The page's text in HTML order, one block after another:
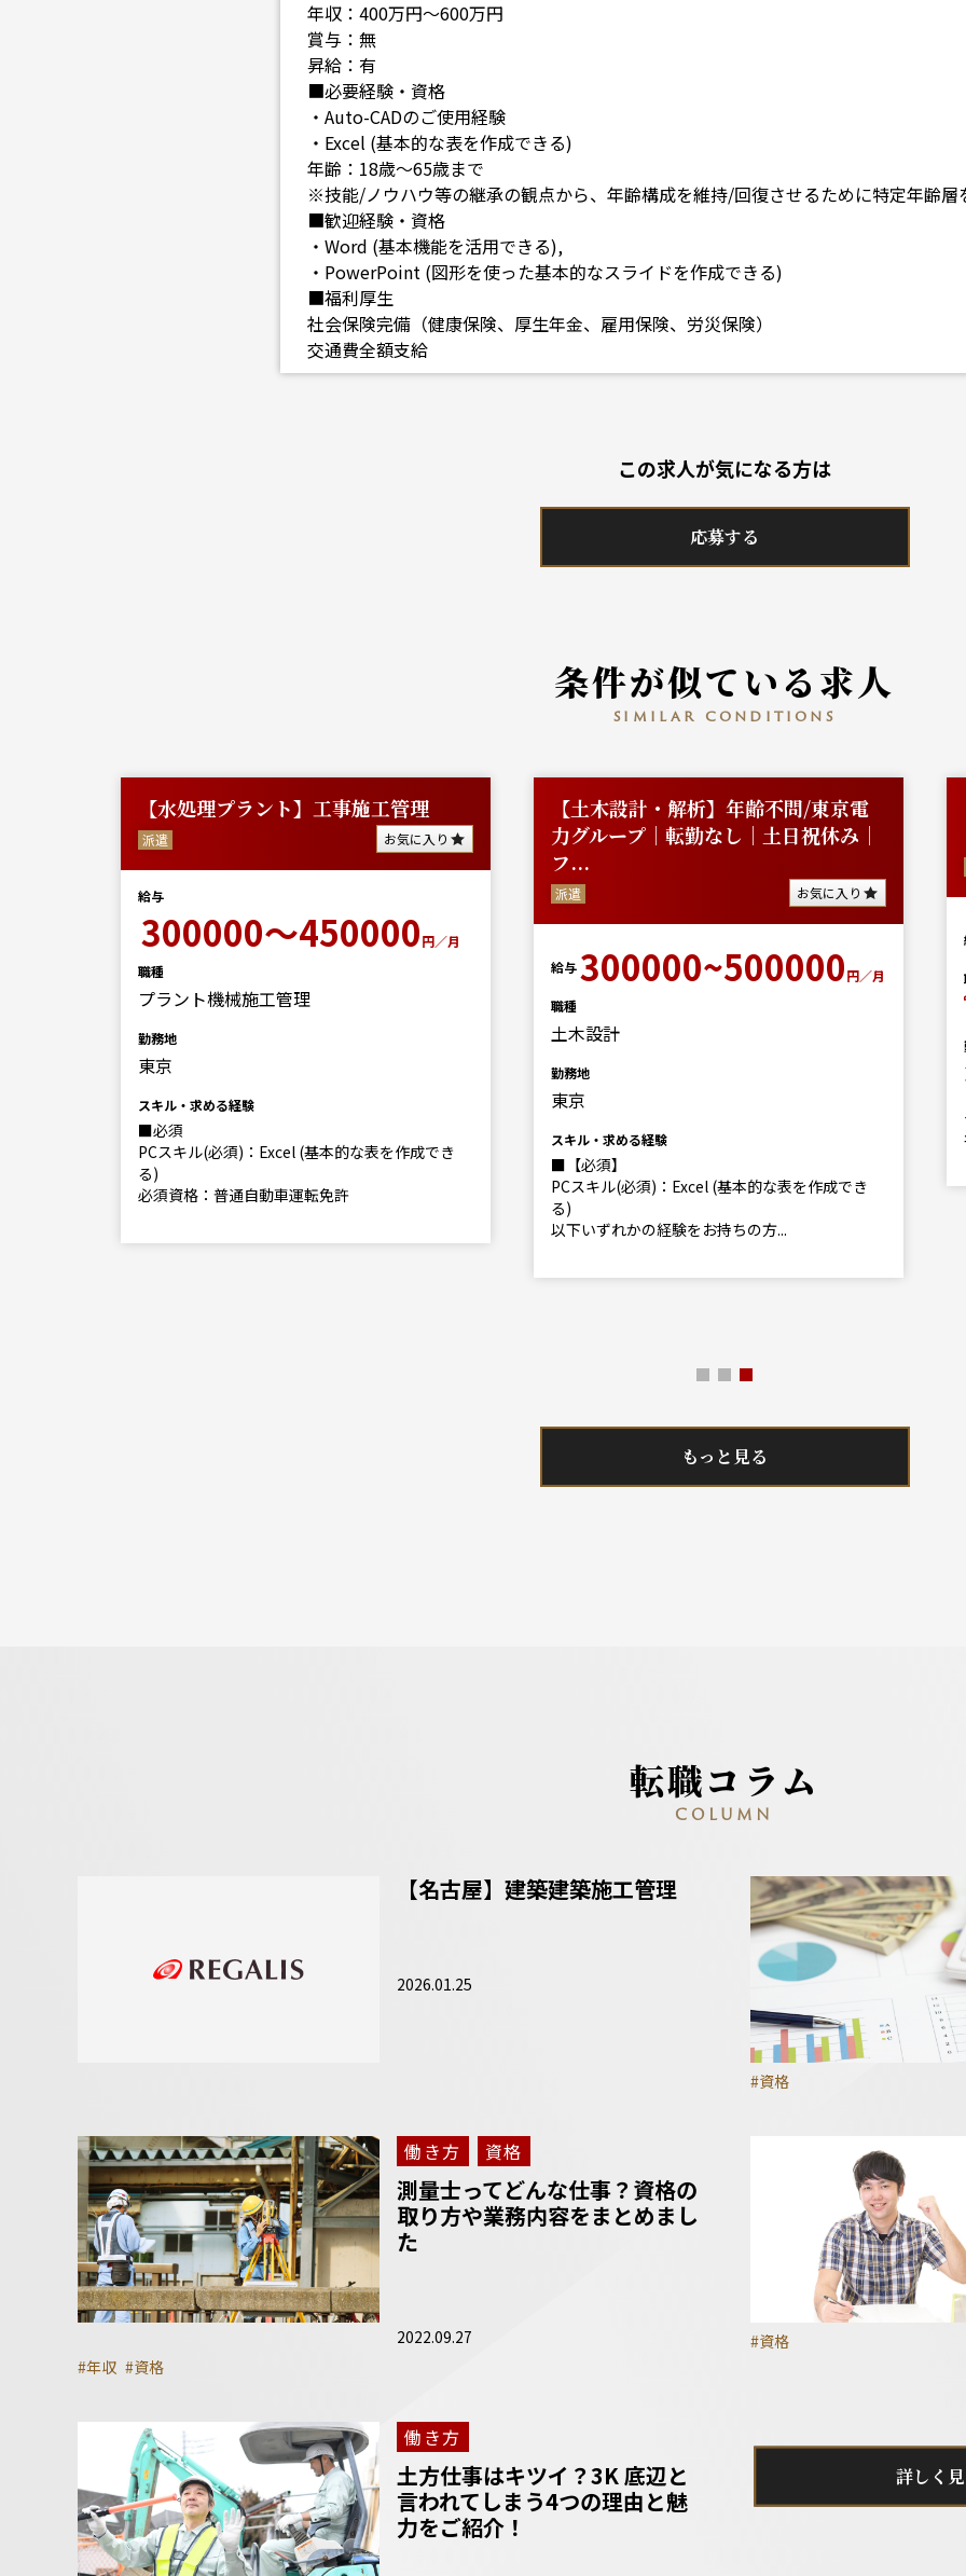
年収：400万円～600万円
賞与：無
昇給：有
■必要経験・資格
・Auto-CADのご使用経験
・Excel (基本的な表を作成できる)
年齢：18歳～65歳まで
※技能/ノウハウ等の継承の観点から、年齢構成を維持/回復させるために特定年齢層
■歓迎経験・資格
・Word (基本機能を活用できる),
・PowerPoint (図形を使った基本的なスライドを作成できる)
■福利厚生
社会保険完備（健康保険、厚生年金、雇用保険、労災保険）
交通費全額支給
この求人が気になる方は
応募する
条件が似ている求人
similar conditions
【水処理プラント】工事施工管理
派遣 お気に入り
給与
300000～450000円／月
職種
プラント機械施工管理
勤務地
東京
スキル・求める経験
■必須
PCスキル(必須)：Excel (基本的な表を作成でき
る)
必須資格：普通自動車運転免許
【土木設計・解析】年齢不問/東京電
力グループ｜転勤なし｜土日祝休み｜
フ...
派遣 お気に入り
給与300000~500000円／月
職種
土木設計
勤務地
東京
スキル・求める経験
■【必須】
PCスキル(必須)：Excel (基本的な表を作成でき
る)
以下いずれかの経験をお持ちの方...
もっと見る
転職コラム
COLUMN
【名古屋】建築建築施工管理
2026.01.25
#資格
働き方 資格
測量士ってどんな仕事？資格の
取り方や業務内容をまとめまし
た
2022.09.27
#年収 #資格
#資格
働き方
土方仕事はキツイ？3K 底辺と
言われてしまう4つの理由と魅
力をご紹介！
詳しく